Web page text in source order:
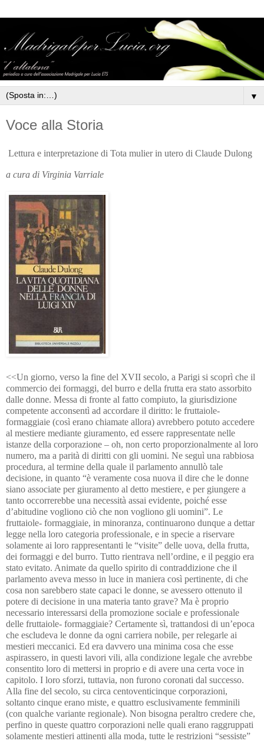
▼
Voce alla Storia
Lettura e interpretazione di Tota mulier in utero di Claude Dulong
a cura di Virginia Varriale
<<Un giorno, verso la fine del XVII secolo, a Parigi si scoprì che il
commercio dei formaggi, del burro e della frutta era stato assorbito
dalle donne. Messa di fronte al fatto compiuto, la giurisdizione
competente acconsentì ad accordare il diritto: le fruttaiole-
formaggiaie (così erano chiamate allora) avrebbero potuto accedere
al mestiere mediante giuramento, ed essere rappresentate nelle
istanze della corporazione – oh, non certo proporzionalmente al loro
numero, ma a parità di diritti con gli uomini. Ne seguì una rabbiosa
procedura, al termine della quale il parlamento annullò tale
decisione, in quanto “è veramente cosa nuova il dire che le donne
siano associate per giuramento al detto mestiere, e per giungere a
tanto occorrerebbe una necessità assai evidente, poiché esse
d’abitudine vogliono ciò che non vogliono gli uomini”. Le
fruttaiole- formaggiaie, in minoranza, continuarono dunque a dettar
legge nella loro categoria professionale, e in specie a riservare
solamente ai loro rappresentanti le “visite” delle uova, della frutta,
dei formaggi e del burro. Tutto rientrava nell’ordine, e il peggio era
stato evitato. Animate da quello spirito di contraddizione che il
parlamento aveva messo in luce in maniera così pertinente, di che
cosa non sarebbero state capaci le donne, se avessero ottenuto il
potere di decisione in una materia tanto grave? Ma è proprio
necessario interessarsi della promozione sociale e professionale
delle fruttaiole- formaggiaie? Certamente sì, trattandosi di un’epoca
che escludeva le donne da ogni carriera nobile, per relegarle ai
mestieri meccanici. Ed era davvero una minima cosa che esse
aspirassero, in questi lavori vili, alla condizione legale che avrebbe
consentito loro di mettersi in proprio e di avere una certa voce in
capitolo. I loro sforzi, tuttavia, non furono coronati dal successo.
Alla fine del secolo, su circa centoventicinque corporazioni,
soltanto cinque erano miste, e quattro esclusivamente femminili
(con qualche variante regionale). Non bisogna peraltro credere che,
perfino in queste quattro corporazioni nelle quali erano raggruppati
solamente mestieri attinenti alla moda, tutte le restrizioni “sessiste”